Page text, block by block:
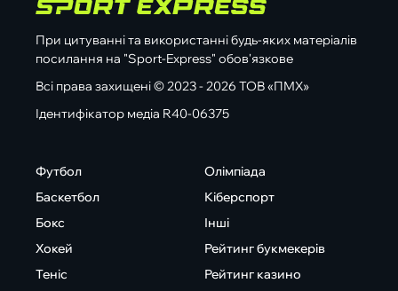
При цитуванні та використанні будь-яких матеріалів
посилання на "Sport-Express" обов'язкове
Всі права захищені © 2023 - 2026 ТОВ «ПМХ»
Ідентифікатор медіа R40-06375
Футбол
Баскетбол
Бокс
Хокей
Теніс
Олімпіада
Кіберспорт
Інші
Рейтинг букмекерів
Рейтинг казино